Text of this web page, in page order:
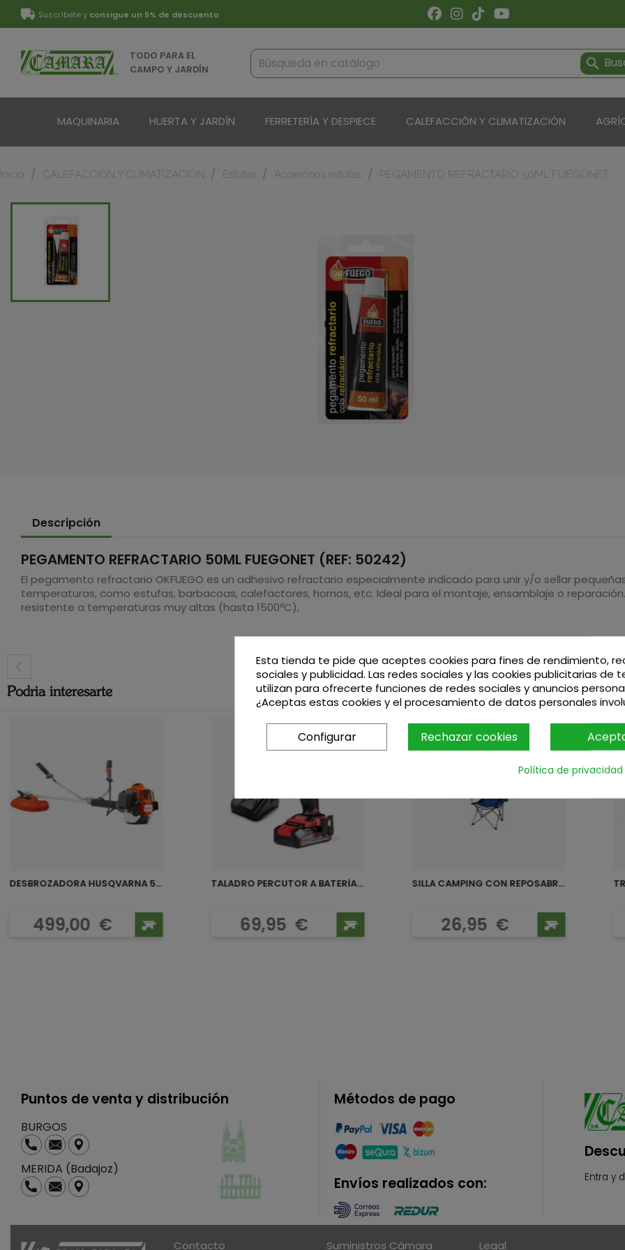
Suscríbete y consigue un 5% de descuento
TODO PARA EL
CAMPO Y JARDÍN

MAQUINARIA HUERTA Y JARDÍN FERRETERÍA Y DESPIECE CALEFACCIÓN Y CLIMATIZACIÓN
Inicio CALEFACCIÓN Y CLIMATIZACIÓN Estufas Accesorios estufas PEGAMENTO REFRACTARIO 50ML FUEGONET
Descripción
PEGAMENTO REFRACTARIO 50ML FUEGONET (REF: 50242)
El pegamento refractario OKFUEGO es un adhesivo refractario especialmente indicado para unir y/o sellar
temperaturas, como estufas, barbacoas, calefactores, hornos, etc. Ideal para el montaje, ensamblaje o
resistente a temperaturas muy altas (hasta 1500ºC),
Podria interesarte
DESBROZADORA HUSQVARNA 543RS
Precio
499,00 €
TALADRO PERCUTOR A BATERÍA...
Precio
69,95 €
SILLA CAMPING CON REPOSABRAZOS
Precio
26,95 €
Puntos de venta y distribución
BURGOS
MERIDA (Badajoz)
Métodos de pago
Envíos realizados con: Entra y
Contacto Suministros Cámara Legal
Esta tienda te pide que aceptes cookies para fines de rendimiento,
sociales y publicidad. Las redes sociales y las cookies publicitarias de
utilizan para ofrecerte funciones de redes sociales y anuncios
¿Aceptas estas cookies y el procesamiento de datos personales
Rechazar cookies
Configurar
Política de privacidad